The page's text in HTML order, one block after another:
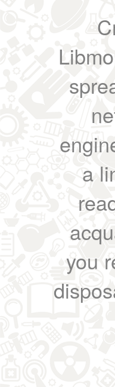
a
you